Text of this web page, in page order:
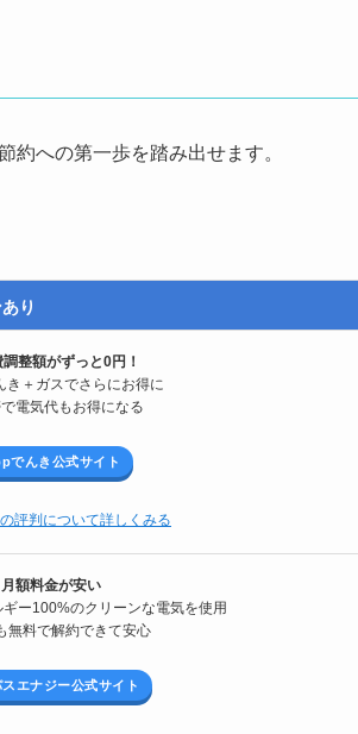
約への第一歩を踏み出せます。
り
整額がずっと0円！
き＋ガスでさらにお得に
で電気代もお得になる
でんき公式サイト
評判について詳しくみる
月額料金が安い
ギー100%のクリーンな電気を使用
無料で解約できて安心
エナジー公式サイト